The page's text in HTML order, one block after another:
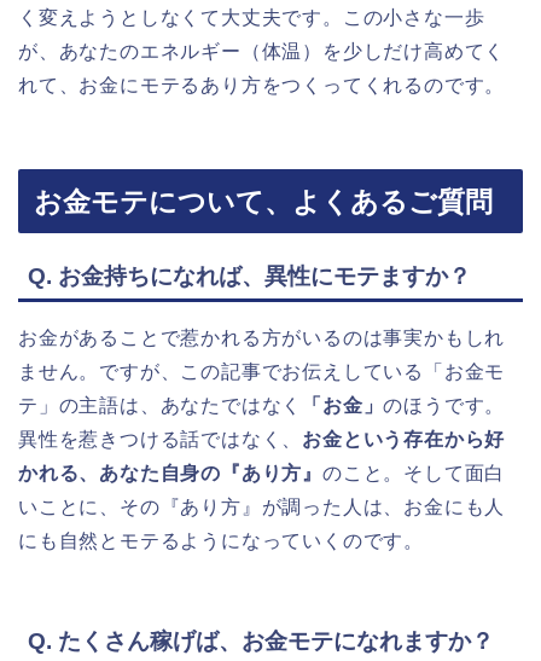
く変えようとしなくて大丈夫です。この小さな一歩
が、あなたのエネルギー（体温）を少しだけ高めてく
れて、お金にモテるあり方をつくってくれるのです。
お金モテについて、よくあるご質問
Q. お金持ちになれば、異性にモテますか？
お金があることで惹かれる方がいるのは事実かもしれ
ません。ですが、この記事でお伝えしている「お金モ
テ」の主語は、あなたではなく
「お金」のほうです。
異性を惹きつける話ではなく、 お金という存在から好
かれる、あなた自身の『あり方』 のこと。そして面白
いことに、その『あり方』が調った人は、お金にも人
にも自然とモテるようになっていくのです。
Q. たくさん稼げば、お金モテになれますか？